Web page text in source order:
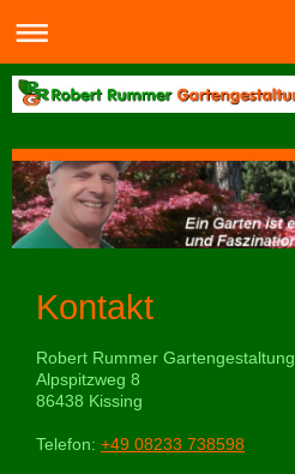
Kontakt
Robert Rummer Gartengestaltung
Alpspitzweg 8
86438 Kissing
Telefon: +49 08233 738598